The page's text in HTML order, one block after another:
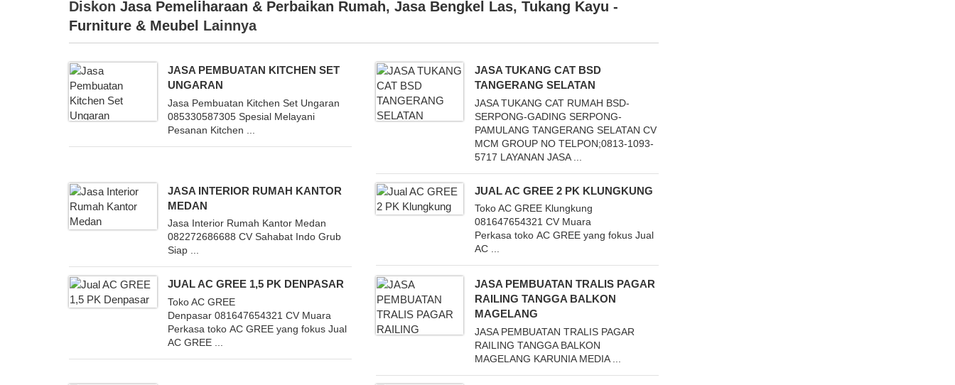
Diskon Jasa Pemeliharaan & Perbaikan Rumah, Jasa Bengkel Las, Tukang Kayu -
Furniture & Meubel Lainnya
JASA PEMBUATAN KITCHEN SET
UNGARAN
Jasa Pembuatan Kitchen Set Ungaran
085330587305 Spesial Melayani
Pesanan Kitchen ...
JASA TUKANG CAT BSD
TANGERANG SELATAN
JASA TUKANG CAT RUMAH BSD-
SERPONG-GADING SERPONG-
PAMULANG TANGERANG SELATAN CV
MCM GROUP NO TELPON;0813-1093-
5717 LAYANAN JASA ...
JASA INTERIOR RUMAH KANTOR
MEDAN
Jasa Interior Rumah Kantor Medan
082272686688 CV Sahabat Indo Grub
Siap ...
JUAL AC GREE 2 PK KLUNGKUNG
Toko AC GREE Klungkung
081647654321 CV Muara
Perkasa toko AC GREE yang fokus Jual
AC ...
JUAL AC GREE 1,5 PK DENPASAR
Toko AC GREE
Denpasar 081647654321 CV Muara
Perkasa toko AC GREE yang fokus Jual
AC GREE ...
JASA PEMBUATAN TRALIS PAGAR
RAILING TANGGA BALKON
MAGELANG
JASA PEMBUATAN TRALIS PAGAR
RAILING TANGGA BALKON
MAGELANG KARUNIA MEDIA ...